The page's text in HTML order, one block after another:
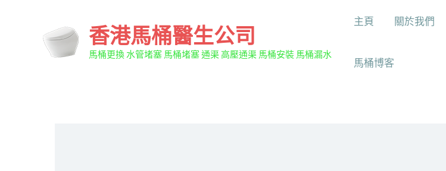
香港馬桶醫生公司
馬桶更換 水管堵塞 馬桶堵塞 通渠 高壓通渠 馬桶安裝 馬桶漏水
主頁 關於我們
馬桶博客